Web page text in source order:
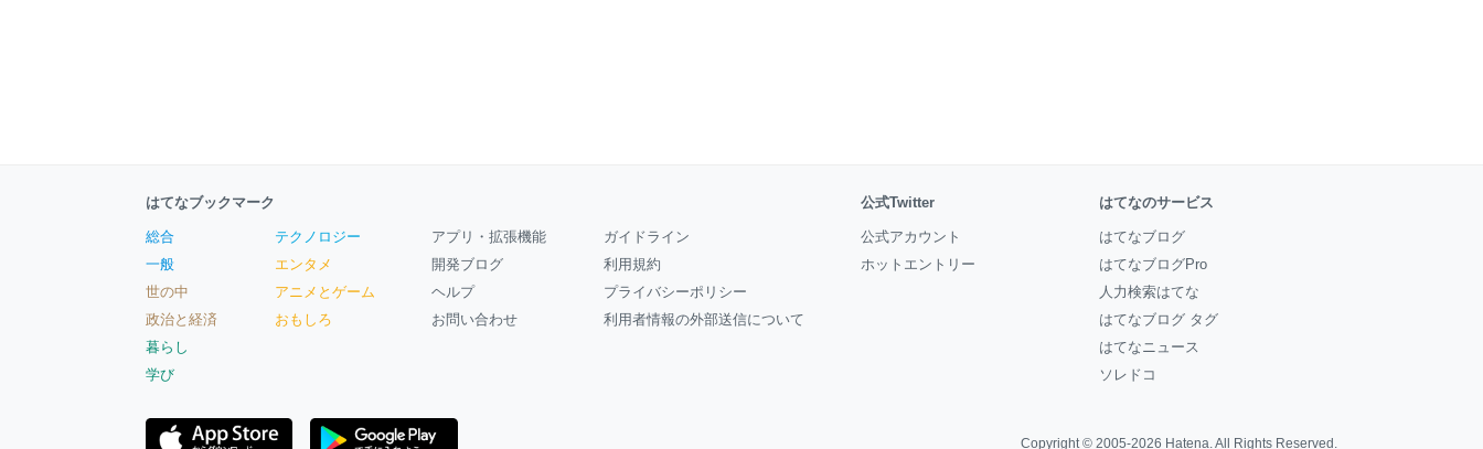
はてなブックマーク
総合
一般
世の中
政治と経済
暮らし
学び
テクノロジー
エンタメ
アニメとゲーム
おもしろ
アプリ・拡張機能
開発ブログ
ヘルプ
お問い合わせ
ガイドライン
利用規約
プライバシーポリシー
利用者情報の外部送信について
公式Twitter
公式アカウント
ホットエントリー
はてなのサービス
はてなブログ
はてなブログPro
人力検索はてな
はてなブログ タグ
はてなニュース
ソレドコ
Copyright © 2005-2026 Hatena. All Rights Reserved.